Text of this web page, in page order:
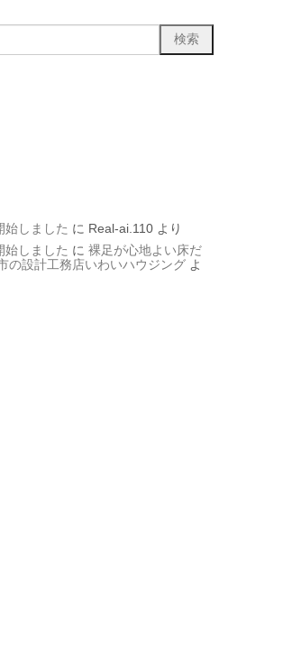
始しました に Real-ai.110 より
始しました に 裸足が心地よい床だ
の設計工務店いわいハウジング よ